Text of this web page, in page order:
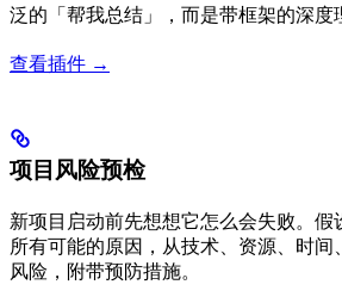
泛的「帮我总结」，而是带框架的深度
查看插件 →
项目风险预检
新项目启动前先想想它怎么会失败。假
所有可能的原因，从技术、资源、时间
风险，附带预防措施。